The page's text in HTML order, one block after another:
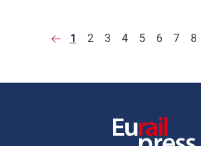
1 2 3 4 5 6 7 8